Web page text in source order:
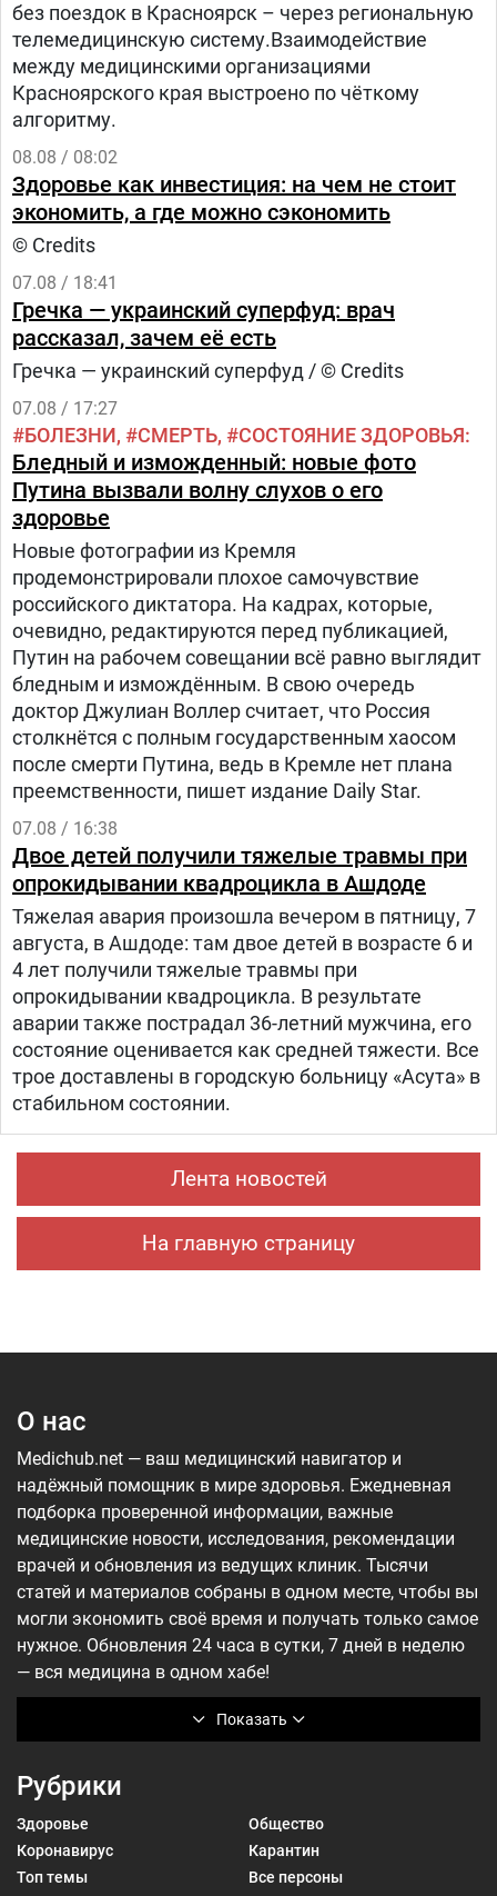
без поездок в Красноярск – через региональную
телемедицинскую систему.Взаимодействие
между медицинскими организациями
Красноярского края выстроено по чёткому
алгоритму.
08.08 / 08:02
Здоровье как инвестиция: на чем не стоит
экономить, а где можно сэкономить
© Credits
07.08 / 18:41
Гречка — украинский суперфуд: врач
рассказал, зачем её есть
Гречка — украинский суперфуд / © Credits
07.08 / 17:27
БОЛЕЗНИ СМЕРТЬ СОСТОЯНИЕ ЗДОРОВЬЯ
Бледный и изможденный: новые фото
Путина вызвали волну слухов о его
здоровье
Новые фотографии из Кремля
продемонстрировали плохое самочувствие
российского диктатора. На кадрах, которые,
очевидно, редактируются перед публикацией,
Путин на рабочем совещании всё равно выглядит
бледным и измождённым. В свою очередь
доктор Джулиан Воллер считает, что Россия
столкнётся с полным государственным хаосом
после смерти Путина, ведь в Кремле нет плана
преемственности, пишет издание Daily Star.
07.08 / 16:38
Двое детей получили тяжелые травмы при
опрокидывании квадроцикла в Ашдоде
Тяжелая авария произошла вечером в пятницу, 7
августа, в Ашдоде: там двое детей в возрасте 6 и
4 лет получили тяжелые травмы при
опрокидывании квадроцикла. В результате
аварии также пострадал 36-летний мужчина, его
состояние оценивается как средней тяжести. Все
трое доставлены в городскую больницу «Асута» в
стабильном состоянии.
Лента новостей
На главную страницу
О нас
Показать
Medichub.net — ваш медицинский навигатор и
надёжный помощник в мире здоровья. Ежедневная
подборка проверенной информации, важные
медицинские новости, исследования, рекомендации
врачей и обновления из ведущих клиник. Тысячи
статей и материалов собраны в одном месте, чтобы вы
могли экономить своё время и получать только самое
нужное. Обновления 24 часа в сутки, 7 дней в неделю
— вся медицина в одном хабе!
Рубрики
Здоровье
Общество
Коронавирус
Карантин
Топ темы
Все персоны